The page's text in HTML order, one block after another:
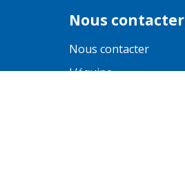
Nous contacter
Nous contacter
L’équipe